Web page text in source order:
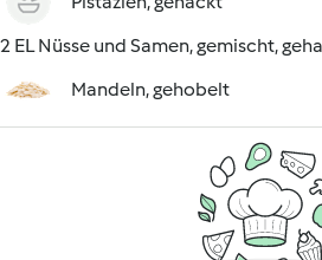
2 EL Nüsse und Samen, gemischt,
Mandeln, gehobelt